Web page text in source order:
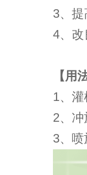
3、提
4、改
【用
1、灌
2、冲
3、喷